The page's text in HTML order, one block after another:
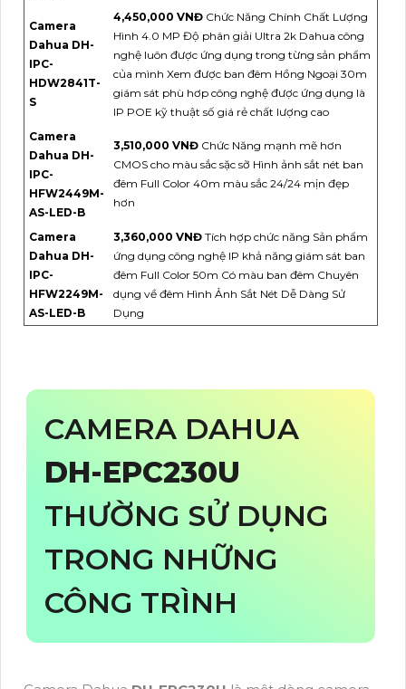
Camera
Dahua DH-
IPC-
HDW2841T-
S
4,450,000 VNĐ Chức Năng Chính Chất Lượng
Hình 4.0 MP Độ phân giải Ultra 2k Dahua công
nghệ luôn được ứng dụng trong từng sản phẩm
của mình Xem được ban đêm Hồng Ngoại 30m
giám sát phù hơp công nghệ được ứng dụng là
IP POE kỹ thuật số giá rẻ chất lượng cao
Camera
Dahua DH-
IPC-
HFW2449M-
AS-LED-B
3,510,000 VNĐ Chức Năng mạnh mẽ hơn
CMOS cho màu sắc sặc sỡ Hình ảnh sắt nét ban
đêm Full Color 40m màu sắc 24/24 mịn đẹp
hơn
Camera
Dahua DH-
IPC-
HFW2249M-
AS-LED-B
3,360,000 VNĐ Tích hợp chức năng Sản phẩm
ứng dụng công nghệ IP khả năng giám sát ban
đêm Full Color 50m Có màu ban đêm Chuyên
dụng về đêm Hình Ảnh Sắt Nét Dễ Dàng Sử
Dụng
CAMERA DAHUA
DH-EPC230U
THƯỜNG SỬ DỤNG
TRONG NHỮNG
CÔNG TRÌNH